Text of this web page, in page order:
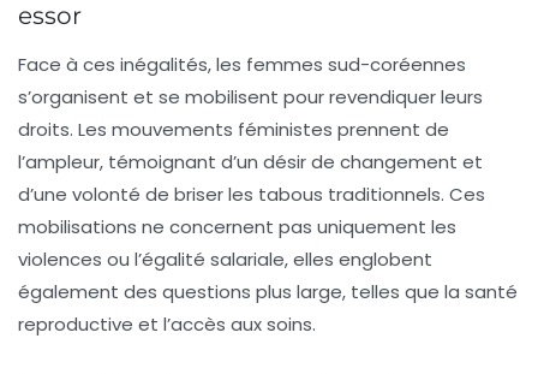
essor
Face à ces inégalités, les femmes sud-coréennes
s’organisent et se mobilisent pour revendiquer leurs
droits. Les mouvements féministes prennent de
l’ampleur, témoignant d’un désir de changement et
d’une volonté de briser les tabous traditionnels. Ces
mobilisations ne concernent pas uniquement les
violences ou l’égalité salariale, elles englobent
également des questions plus large, telles que la santé
reproductive et l’accès aux soins.